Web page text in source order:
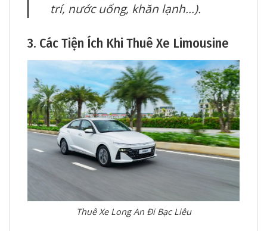
trí, nước uống, khăn lạnh…).
3. Các Tiện Ích Khi Thuê Xe Limousine
Thuê Xe Long An Đi Bạc Liêu